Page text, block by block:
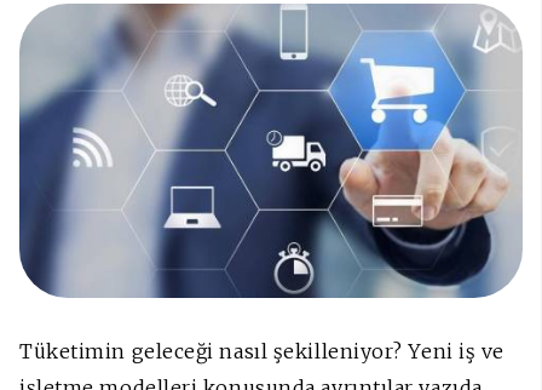
Tüketimin geleceği nasıl şekilleniyor? Yeni iş ve